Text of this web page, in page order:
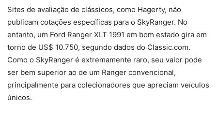
Sites de avaliação de clássicos, como Hagerty, não
publicam cotações específicas para o SkyRanger. No
entanto, um Ford Ranger XLT 1991 em bom estado gira em
torno de US$ 10.750, segundo dados do Classic.com.
Como o SkyRanger é extremamente raro, seu valor pode
ser bem superior ao de um Ranger convencional,
principalmente para colecionadores que apreciam veículos
únicos.